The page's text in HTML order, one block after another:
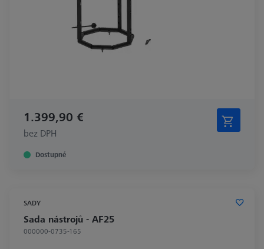
1.399,90 €
bez DPH
Dostupné
SADY
Sada nástrojů - AF25
000000-0735-165